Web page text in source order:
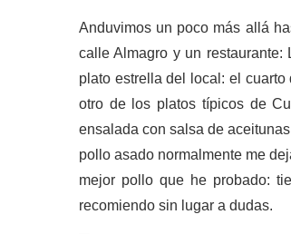
Anduvimos un poco más allá
calle Almagro y un
plato estrella del local: el
otro de los platos típicos de
ensalada con salsa de
pollo asado normalmente me
mejor pollo que he probado:
recomiendo sin lugar a dudas.